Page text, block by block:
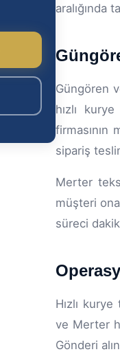
aralığında
Güngören
hızlı
sipariş
Merter
müşteri
süreci
Hızlı
ve Merter
Gönderi